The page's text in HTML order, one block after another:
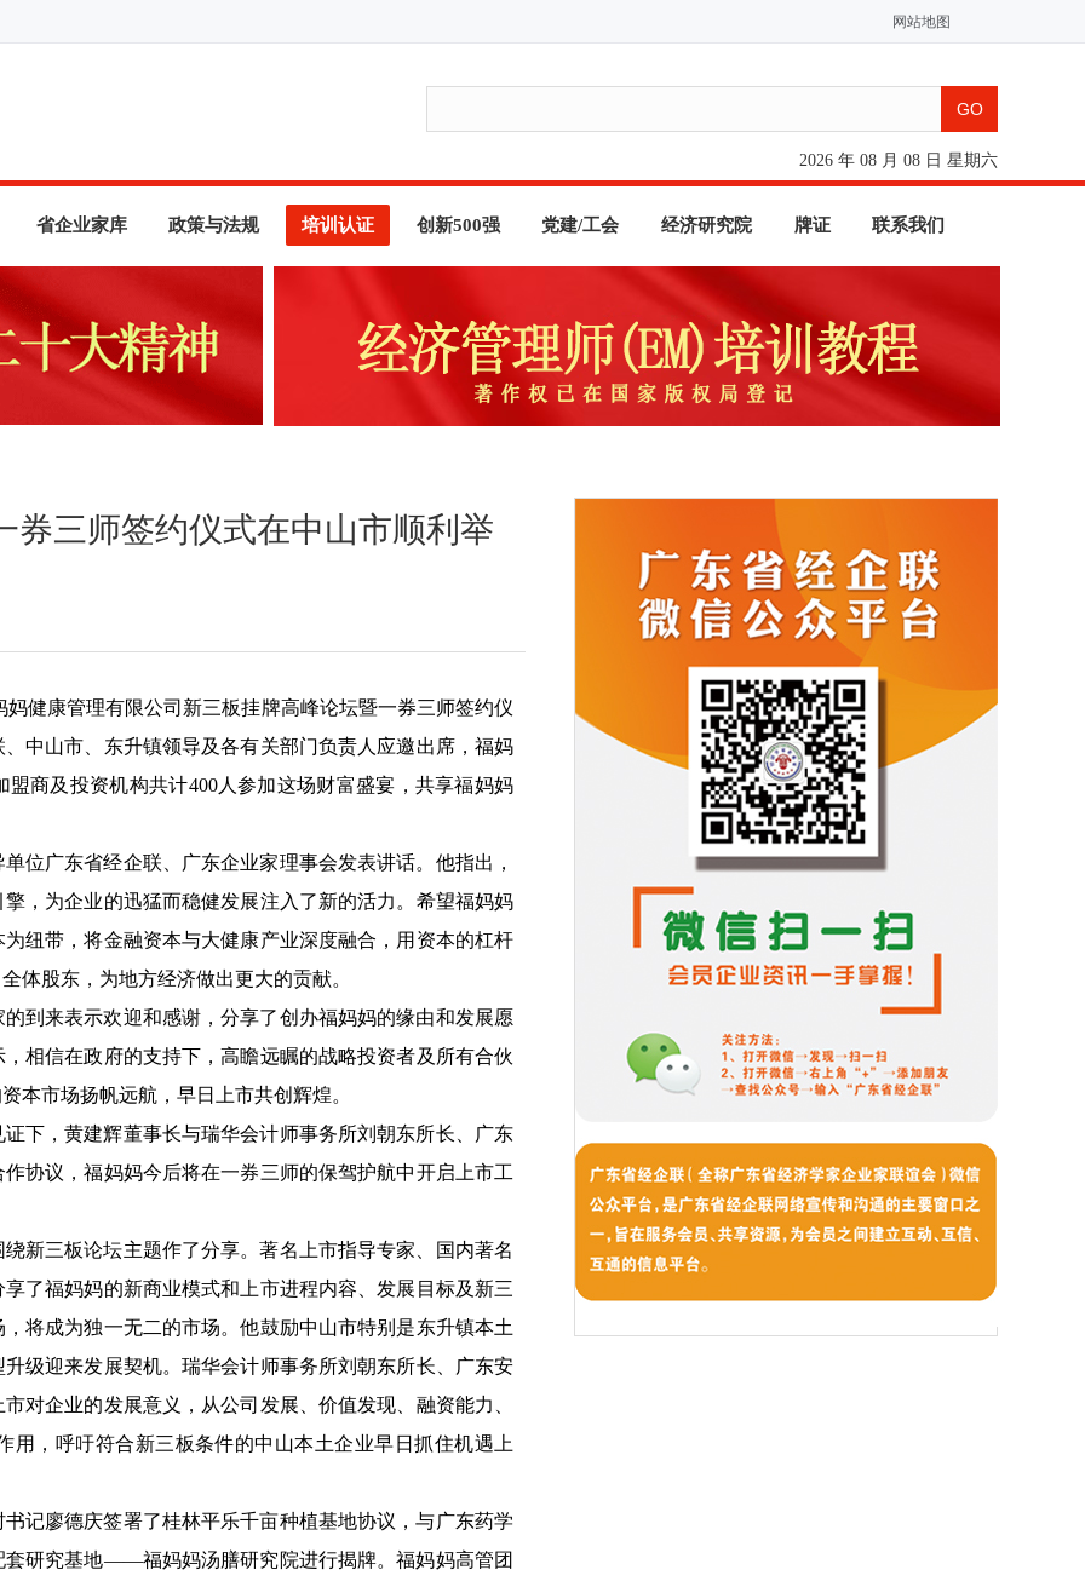
网站地图
2026 年 08 月 08 日 星期六
省企业家库 政策与法规 培训认证 创新500强 党建/工会 经济研究院 牌证 联系我们
券三师签约仪式在中山市顺利举
健康管理有限公司新三板挂牌高峰论坛暨一券三师签约仪
中山市、东升镇领导及各有关部门负责人应邀出席，福妈
商及投资机构共计400人参加这场财富盛宴，共享福妈妈
位广东省经企联、广东企业家理事会发表讲话。他指出，
，为企业的迅猛而稳健发展注入了新的活力。希望福妈妈
纽带，将金融资本与大健康产业深度融合，用资本的杠杆
体股东，为地方经济做出更大的贡献。
到来表示欢迎和感谢，分享了创办福妈妈的缘由和发展愿
相信在政府的支持下，高瞻远瞩的战略投资者及所有合伙
本市场扬帆远航，早日上市共创辉煌。
下，黄建辉董事长与瑞华会计师事务所刘朝东所长、广东
协议，福妈妈今后将在一券三师的保驾护航中开启上市工
新三板论坛主题作了分享。著名上市指导专家、国内著名
了福妈妈的新商业模式和上市进程内容、发展目标及新三
将成为独一无二的市场。他鼓励中山市特别是东升镇本土
级迎来发展契机。瑞华会计师事务所刘朝东所长、广东安
对企业的发展意义，从公司发展、价值发现、融资能力、
，呼吁符合新三板条件的中山本土企业早日抓住机遇上
记廖德庆签署了桂林平乐千亩种植基地协议，与广东药学
套研究基地——福妈妈汤膳研究院进行揭牌。福妈妈高管团